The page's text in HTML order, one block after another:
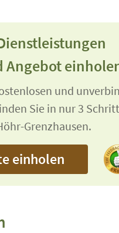
und
Sie in nur 3
Grenzhausen.
einholen